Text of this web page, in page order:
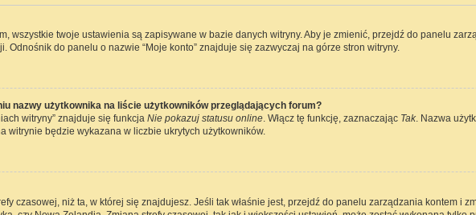
wszystkie twoje ustawienia są zapisywane w bazie danych witryny. Aby je zmienić, przejdź do panelu
Odnośnik do panelu o nazwie “Moje konto” znajduje się zazwyczaj na górze stron witryny.
nazwy użytkownika na liście użytkowników przeglądających forum?
witryny” znajduje się funkcja Nie pokazuj statusu online. Włącz tę funkcję, zaznaczając Tak. Nazwa
witrynie będzie wykazana w liczbie ukrytych użytkowników.
czasowej, niż ta, w której się znajdujesz. Jeśli tak właśnie jest, przejdź do panelu zarządzania kontem i